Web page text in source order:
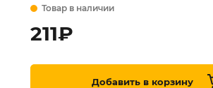
Товар в наличии
211₽
Добавить в корзину